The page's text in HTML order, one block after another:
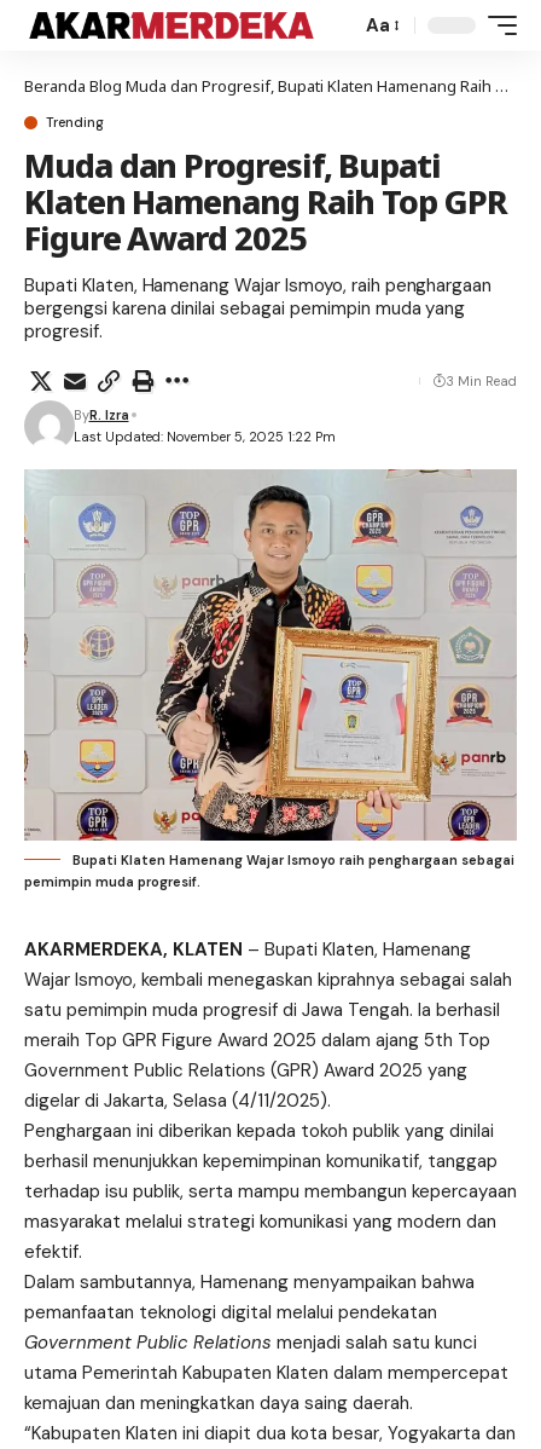
Aa
Beranda Blog Muda dan Progresif, Bupati Klaten Hamenang Raih Top GPR Figure Award 2025
Trending
Muda dan Progresif, Bupati
Klaten Hamenang Raih Top GPR
Figure Award 2025
Bupati Klaten, Hamenang Wajar Ismoyo, raih penghargaan
bergengsi karena dinilai sebagai pemimpin muda yang
progresif.
Last Updated: November 5, 2025 1:22 Pm
ByR. Izra
3 Min Read
Bupati Klaten Hamenang Wajar Ismoyo raih penghargaan sebagai
pemimpin muda progresif.
AKARMERDEKA, KLATEN – Bupati Klaten, Hamenang
Wajar Ismoyo, kembali menegaskan kiprahnya sebagai salah
satu pemimpin muda progresif di Jawa Tengah. Ia berhasil
meraih Top GPR Figure Award 2025 dalam ajang 5th Top
Government Public Relations (GPR) Award 2025 yang
digelar di Jakarta, Selasa (4/11/2025).
Penghargaan ini diberikan kepada tokoh publik yang dinilai
berhasil menunjukkan kepemimpinan komunikatif, tanggap
terhadap isu publik, serta mampu membangun kepercayaan
masyarakat melalui strategi komunikasi yang modern dan
efektif.
Dalam sambutannya, Hamenang menyampaikan bahwa
pemanfaatan teknologi digital melalui pendekatan
Government Public Relations menjadi salah satu kunci
utama Pemerintah Kabupaten Klaten dalam mempercepat
kemajuan dan meningkatkan daya saing daerah.
“Kabupaten Klaten ini diapit dua kota besar, Yogyakarta dan